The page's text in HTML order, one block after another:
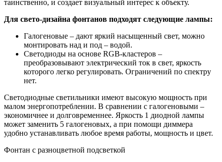
таинственно, и создает визуальный интерес к объекту.
Для свето-дизайна фонтанов подходят следующие лампы:
Галогеновые – дают яркий насыщенный свет, можно
монтировать над и под – водой.
Светодиоды на основе RGB-кластеров –
преобразовывают электрический ток в свет, яркость
которого легко регулировать. Ограничений по спектру
нет.
Светодиодные светильники имеют высокую мощность при
малом энергопотреблении. В сравнении с галогеновыми –
экономичнее и долговременнее. Яркость 1 диодной лампы
может заменить 5 галогеновых, а при помощи диммера
удобно устанавливать любое время работы, мощность и цвет.
Фонтан с разноцветной подсветкой